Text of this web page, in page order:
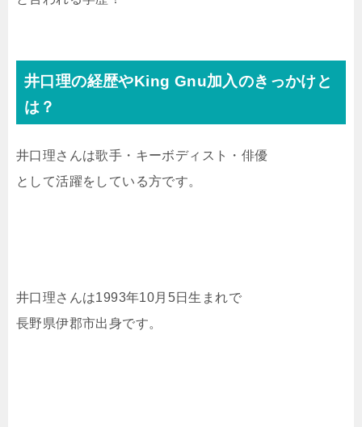
井口理の経歴やKing Gnu加入のきっかけと
は？
井口理さんは歌手・キーボディスト・俳優
として活躍をしている方です。
井口理さんは1993年10月5日生まれで
長野県伊郡市出身です。